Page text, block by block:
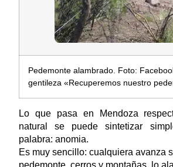
Pedemonte alambrado. Foto:
gentileza «Recuperemos nuestro
Lo que pasa en Mendoza
natural se puede sintetizar
palabra: anomia.
Es muy sencillo: cualquiera avanza
pedemonte, cerros y montañas, lo